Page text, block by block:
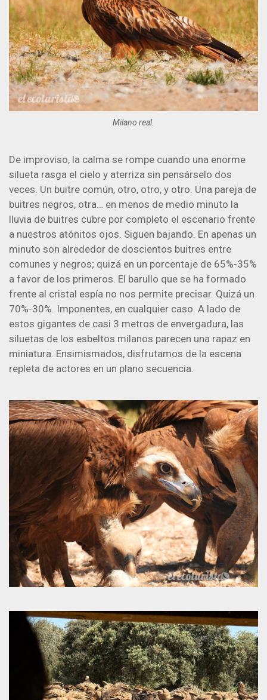
Milano real.
De improviso, la calma se rompe cuando una enorme
silueta rasga el cielo y aterriza sin pensárselo dos
veces. Un buitre común, otro, otro, y otro. Una pareja de
buitres negros, otra… en menos de medio minuto la
lluvia de buitres cubre por completo el escenario frente
a nuestros atónitos ojos. Siguen bajando. En apenas un
minuto son alrededor de doscientos buitres entre
comunes y negros; quizá en un porcentaje de 65%-35%
a favor de los primeros. El barullo que se ha formado
frente al cristal espía no nos permite precisar. Quizá un
70%-30%. Imponentes, en cualquier caso. A lado de
estos gigantes de casi 3 metros de envergadura, las
siluetas de los esbeltos milanos parecen una rapaz en
miniatura. Ensimismados, disfrutamos de la escena
repleta de actores en un plano secuencia.